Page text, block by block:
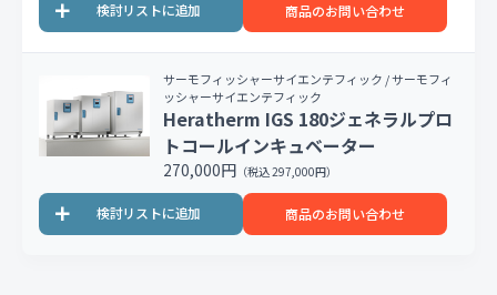
商品のお問い合わせ
サーモフィッシャーサイエンテフィック / サーモフィ
ッシャーサイエンテフィック
Heratherm IGS 180ジェネラルプロ
トコールインキュベーター
270,000円 （税込 297,000円）
商品のお問い合わせ